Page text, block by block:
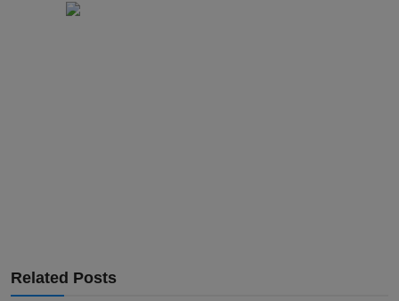
Related Posts